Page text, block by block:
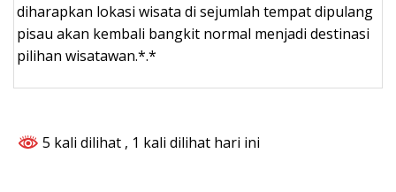
diharapkan lokasi wisata di sejumlah tempat dipulang
pisau akan kembali bangkit normal menjadi destinasi
pilihan wisatawan.*.*
5 kali dilihat , 1 kali dilihat hari ini